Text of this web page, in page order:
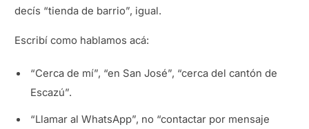
decís “tienda de barrio”, igual.
Escribí como hablamos acá:
“Cerca de mí”, “en San José”, “cerca del cantón de
Escazú”.
“Llamar al WhatsApp”, no “contactar por mensaje